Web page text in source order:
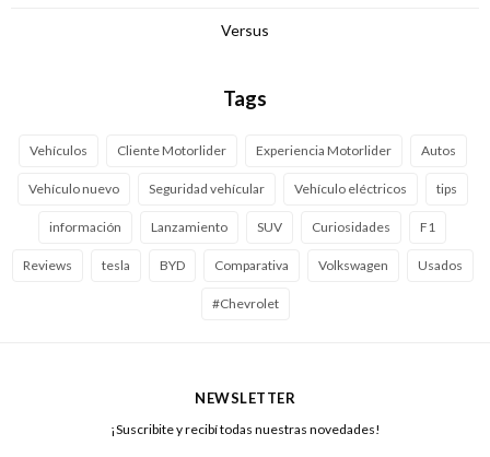
Versus
Tags
Vehículos Cliente Motorlider Experiencia Motorlider Autos
Vehículo nuevo Seguridad vehícular Vehículo eléctricos tips
información Lanzamiento SUV Curiosidades F1
Reviews tesla BYD Comparativa Volkswagen Usados
#Chevrolet
NEWSLETTER
¡Suscribite y recibí todas nuestras novedades!